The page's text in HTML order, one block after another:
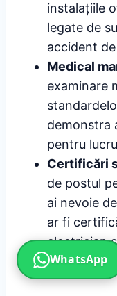
instalațiile
legate de
accident
Medical
examinare
demonstra
pentru
Certificări
de postul
ai nevoie
ar fi
electrician
macarale.
WhatsApp